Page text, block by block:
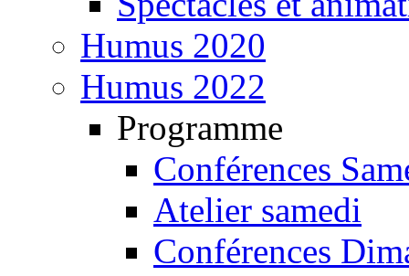
Humus 2020
Humus 2022
Programme
Conférences
Atelier samedi
Conférences